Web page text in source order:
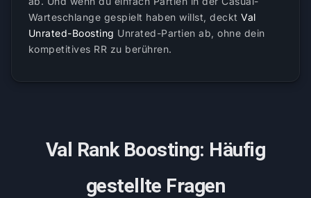
Warteschlange gespielt haben willst, decktVal
Unrated-Boosting Unrated-Partien ab, ohne dein
kompetitives RR zu berühren.
Val Rank Boosting: Häufig
gestellte Fragen